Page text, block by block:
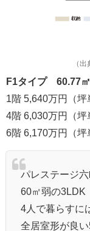
（
F1タイプ 60.77㎡
1階 5,640万円（
4階 6,030万円（坪
6階 6,170万円（坪
パレステージ
60㎡弱の3LDK
4人で暮らすに
全居室形が良